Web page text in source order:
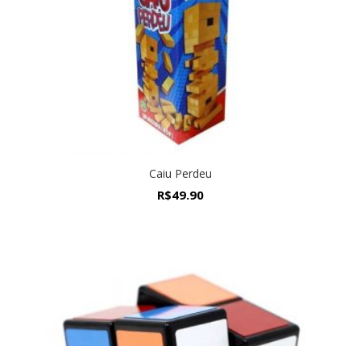
Caiu Perdeu
R$49.90